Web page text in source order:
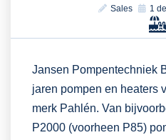
Sales 1
Jansen Pompentechniek
jaren pompen en heaters
merk Pahlén. Van
P2000 (voorheen P85)